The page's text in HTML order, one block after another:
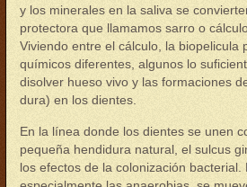
y los minerales en la saliva se
protectora que llamamos sarro o
Viviendo entre el cálculo, la biopelicula
químicos diferentes, algunos lo
disolver hueso vivo y las formaciones
dura) en los dientes.
En la línea donde los dientes se unen
pequeña hendidura natural, el sulcus
los efectos de la colonización bacterial.